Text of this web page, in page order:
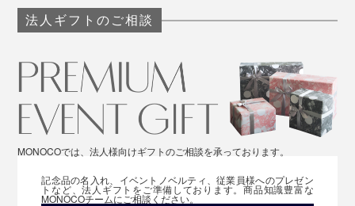
法人ギフトのご相談
MONOCOでは、法人様向けギフトのご相談を承っております。
記念品の名入れ、イベントノベルティ、従業員様へのプレゼン
トなど、法人ギフトをご準備しております。商品知識豊富な
MONOCOチームにご相談ください。